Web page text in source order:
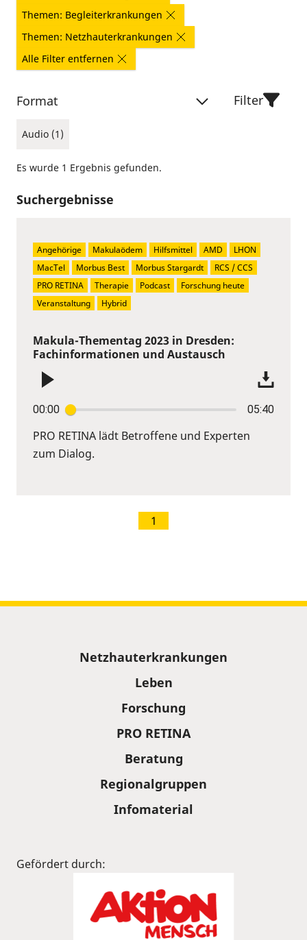
Themen: Begleiterkrankungen
Themen: Netzhauterkrankungen
Alle Filter entfernen
Format
Audio (1)
Filter
Es wurde 1 Ergebnis gefunden.
Suchergebnisse
Makula-Thementag 2023 in Dresden:
Fachinformationen und Austausch
00:00 05:40
PRO RETINA lädt Betroffene und Experten
zum Dialog.
Angehörige Makulaödem Hilfsmittel AMD
LHON
MacTel
Morbus Best Morbus Stargardt
RCS / CCS
PRO RETINA
Therapie Podcast
Forschung heute
Veranstaltung
Hybrid
1
Netzhauterkrankungen
Leben
Forschung
PRO RETINA
Beratung
Regionalgruppen
Infomaterial
Gefördert durch: